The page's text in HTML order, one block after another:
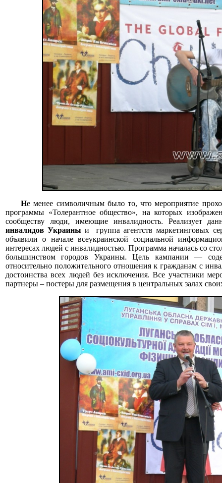
Не менее символичным было то, что мероприятие
программы «Толерантное общество», на которых
сообществу люди, имеющие инвалидность. Реализует
инвалидов Украины и группа агентств маркетинговых
объявили о начале всеукраинской социальной
интересах людей с инвалидностью. Программа началась со
большинством городов Украины. Цель кампании —
относительно положительного отношения к гражданам с
достоинства всех людей без исключения. Все участники
партнеры – постеры для размещения в центральных залах